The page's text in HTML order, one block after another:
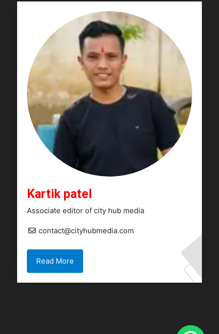
Kartik patel
Associate editor of city hub media
contact@cityhubmedia.com
Read More